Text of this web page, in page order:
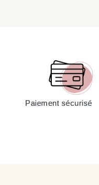
Paiement sécurisé